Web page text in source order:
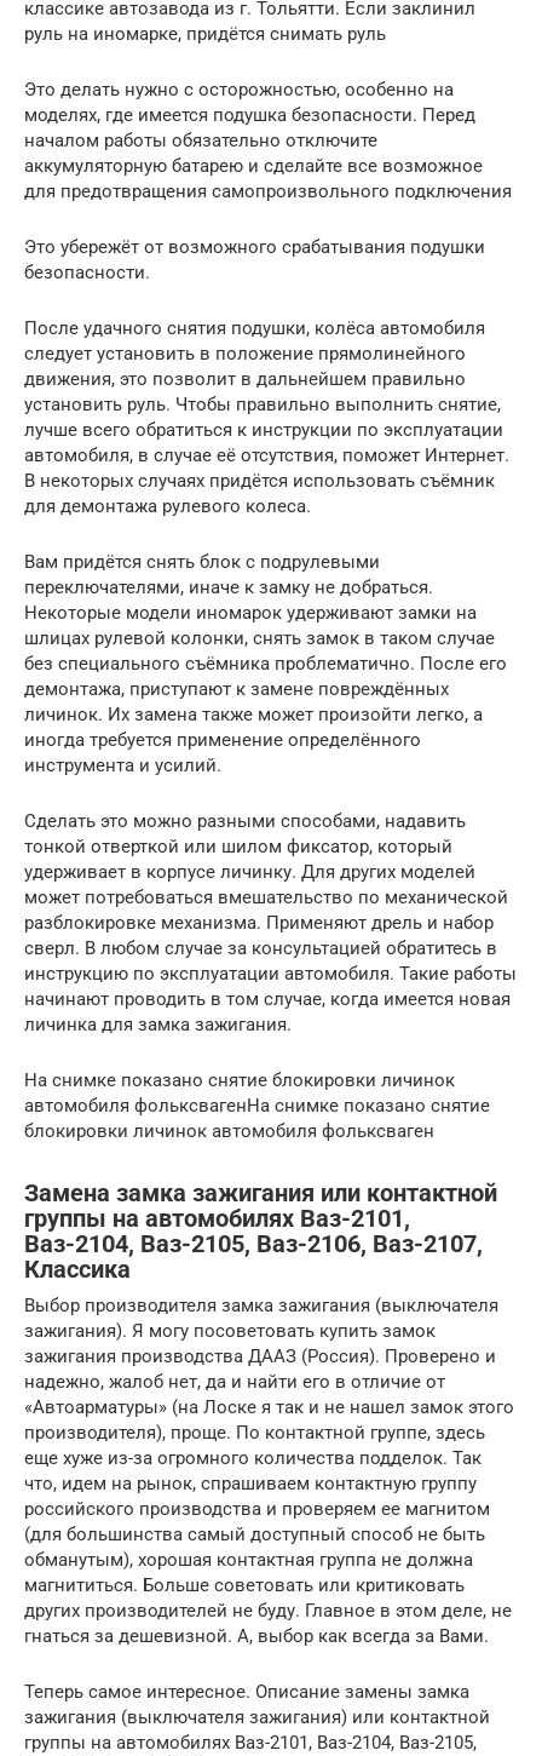
классике автозавода из г. Тольятти. Если заклинил
руль на иномарке, придётся снимать руль
Это делать нужно с осторожностью, особенно на
моделях, где имеется подушка безопасности. Перед
началом работы обязательно отключите
аккумуляторную батарею и сделайте все возможное
для предотвращения самопроизвольного подключения
Это убережёт от возможного срабатывания подушки
безопасности.
После удачного снятия подушки, колёса автомобиля
следует установить в положение прямолинейного
движения, это позволит в дальнейшем правильно
установить руль. Чтобы правильно выполнить снятие,
лучше всего обратиться к инструкции по эксплуатации
автомобиля, в случае её отсутствия, поможет Интернет.
В некоторых случаях придётся использовать съёмник
для демонтажа рулевого колеса.
Вам придётся снять блок с подрулевыми
переключателями, иначе к замку не добраться.
Некоторые модели иномарок удерживают замки на
шлицах рулевой колонки, снять замок в таком случае
без специального съёмника проблематично. После его
демонтажа, приступают к замене повреждённых
личинок. Их замена также может произойти легко, а
иногда требуется применение определённого
инструмента и усилий.
Сделать это можно разными способами, надавить
тонкой отверткой или шилом фиксатор, который
удерживает в корпусе личинку. Для других моделей
может потребоваться вмешательство по механической
разблокировке механизма. Применяют дрель и набор
сверл. В любом случае за консультацией обратитесь в
инструкцию по эксплуатации автомобиля. Такие работы
начинают проводить в том случае, когда имеется новая
личинка для замка зажигания.
На снимке показано снятие блокировки личинок
автомобиля фольксвагенНа снимке показано снятие
блокировки личинок автомобиля фольксваген
Замена замка зажигания или контактной
группы на автомобилях Ваз-2101,
Ваз-2104, Ваз-2105, Ваз-2106, Ваз-2107,
Классика
Выбор производителя замка зажигания (выключателя
зажигания). Я могу посоветовать купить замок
зажигания производства ДААЗ (Россия). Проверено и
надежно, жалоб нет, да и найти его в отличие от
«Автоарматуры» (на Лоске я так и не нашел замок этого
производителя), проще. По контактной группе, здесь
еще хуже из-за огромного количества подделок. Так
что, идем на рынок, спрашиваем контактную группу
российского производства и проверяем ее магнитом
(для большинства самый доступный способ не быть
обманутым), хорошая контактная группа не должна
магнититься. Больше советовать или критиковать
других производителей не буду. Главное в этом деле, не
гнаться за дешевизной. А, выбор как всегда за Вами.
Теперь самое интересное. Описание замены замка
зажигания (выключателя зажигания) или контактной
группы на автомобилях Ваз-2101, Ваз-2104, Ваз-2105,